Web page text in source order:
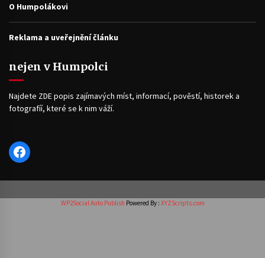
O Humpolákovi
Reklama a uveřejnění článku
nejen v Humpolci
Najdete ZDE popis zajímavých míst, informací, pověstí, historek a
fotografíí, které se k nim váží.
Facebook
WP2Social Auto Publish Powered By : XYZScripts.com